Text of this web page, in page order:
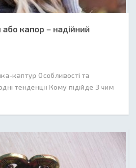
капор – надійний
каптур Особливості та
тенденції Кому підійде З чим